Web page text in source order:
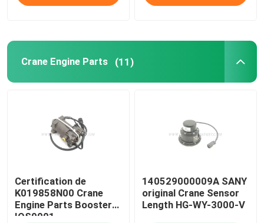
Crane Engine Parts (11)
Certification de
K019858N00 Crane
Engine Parts Booster
IOS9001
140529000009A SANY
original Crane Sensor
Length HG-WY-3000-V